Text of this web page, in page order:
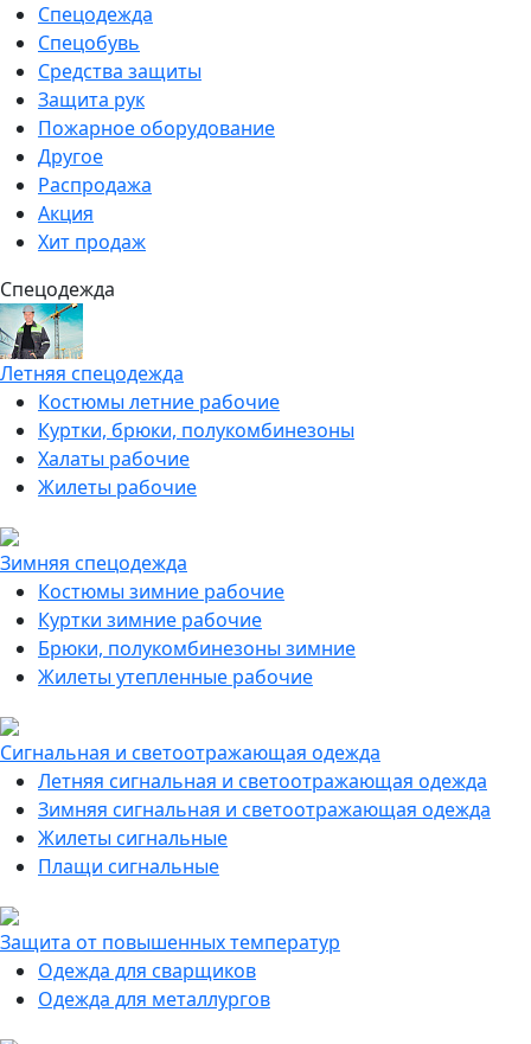
Спецодежда
Спецобувь
Средства защиты
Защита рук
Пожарное оборудование
Другое
Распродажа
Акция
Хит продаж
Спецодежда
Летняя спецодежда
Костюмы летние рабочие
Куртки, брюки, полукомбинезоны
Халаты рабочие
Жилеты рабочие
Зимняя спецодежда
Костюмы зимние рабочие
Куртки зимние рабочие
Брюки, полукомбинезоны зимние
Жилеты утепленные рабочие
Сигнальная и светоотражающая одежда
Летняя сигнальная и светоотражающая одежда
Зимняя сигнальная и светоотражающая одежда
Жилеты сигнальные
Плащи сигнальные
Защита от повышенных температур
Одежда для сварщиков
Одежда для металлургов